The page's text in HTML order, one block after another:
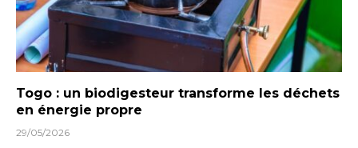
Togo : un biodigesteur transforme les déchets
en énergie propre
29/05/2026